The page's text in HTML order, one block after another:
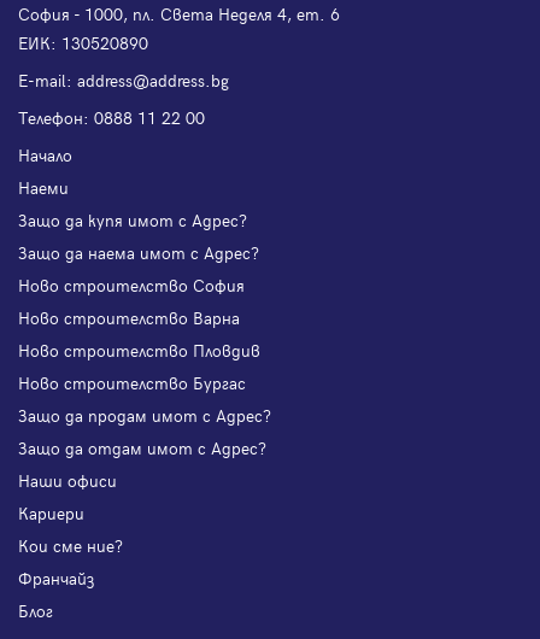
София - 1000, пл. Света Неделя 4, ет. 6
ЕИК: 130520890
Е-mail: address@address.bg
Телефон: 0888 11 22 00
Начало
Наеми
Защо да купя имот с Адрес?
Защо да наема имот с Адрес?
Ново строителство София
Ново строителство Варна
Ново строителство Пловдив
Ново строителство Бургас
Защо да продам имот с Адрес?
Защо да отдам имот с Адрес?
Наши офиси
Кариери
Кои сме ние?
Франчайз
Блог